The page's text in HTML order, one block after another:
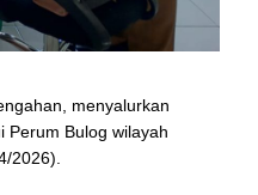
menyalurkan
Perum Bulog wilayah
2026).